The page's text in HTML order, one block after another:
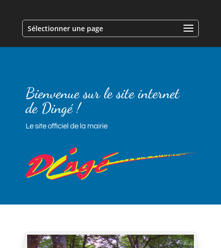
Sélectionner une page
Bienvenue sur le site internet
de Dingé !
Le site officiel de la mairie